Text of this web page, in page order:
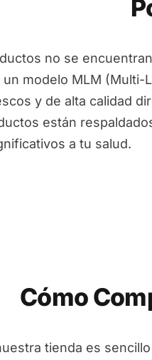
no se
modelo MLM (Multi-
y de alta calidad
están
a tu salud.
Cómo
tienda es